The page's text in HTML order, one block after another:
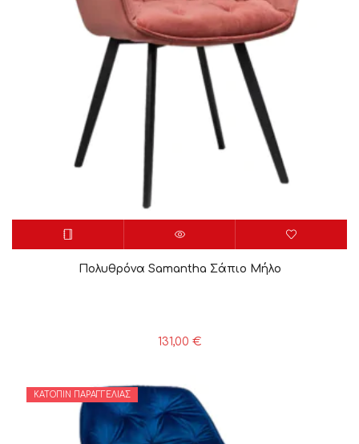
Πολυθρόνα Samantha Σάπιο Μήλο
131,00 €
ΚΑΤΌΠΙΝ ΠΑΡΑΓΓΕΛΊΑΣ